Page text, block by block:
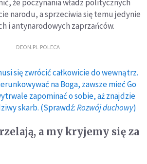
że poczynania władz politycznych
narodu, a sprzeciwia się temu jedynie
i antynarodowych zaprzańców.
DEON.PL POLECA
się zwrócić całkowicie do wewnątrz.
na Boga, zawsze mieć Go
zapominać o sobie, aż znajdzie
skarb. (Sprawdź:Rozwój duchowy)
a my kryjemy się za